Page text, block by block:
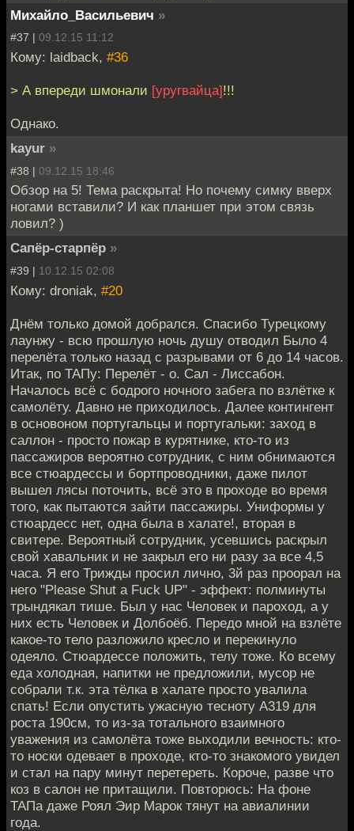
Михайло_Васильевич »
#37 | 09.12.15 11:12
Кому: laidback, #36
> А впереди шмонали [уругвайца]!!!
Однако.
kayur »
#38 | 09.12.15 18:46
Обзор на 5! Тема раскрыта! Но почему симку вверх
ногами вставили? И как планшет при этом связь
ловил? )
Сапёр-старпёр »
#39 | 10.12.15 02:08
Кому: droniak, #20
Днём только домой добрался. Спасибо Турецкому
лаунжу - всю прошлую ночь душу отводил Было 4
перелёта только назад с разрывами от 6 до 14 часов.
Итак, по ТАПу: Перелёт - о. Сал - Лиссабон.
Началось всё с бодрого ночного забега по взлётке к
самолёту. Давно не приходилось. Далее контингент
в основоном португальцы и португальки: заход в
саллон - просто пожар в курятнике, кто-то из
пассажиров вероятно сотрудник, с ним обнимаются
все стюардессы и бортпроводники, даже пилот
вышел лясы поточить, всё это в проходе во время
того, как пытаются зайти пассажиры. Униформы у
стюардесс нет, одна была в халате!, вторая в
свитере. Вероятный сотрудник, усевшись раскрыл
свой хавальник и не закрыл его ни разу за все 4,5
часа. Я его Трижды просил лично, 3й раз проорал на
него "Please Shut a Fuck UP" - эффект: полминуты
трындякал тише. Был у нас Человек и пароход, а у
них есть Человек и Долбоёб. Передо мной на взлёте
какое-то тело разложило кресло и перекинуло
одеяло. Стюардессе положить, телу тоже. Ко всему
еда холодная, напитки не предложили, мусор не
собрали т.к. эта тёлка в халате просто увалила
спать! Если опустить ужасную тесноту А319 для
роста 190см, то из-за тотального взаимного
уважения из самолёта тоже выходили вечность: кто-
то носки одевает в проходе, кто-то знакомого увидел
и стал на пару минут перетереть. Короче, разве что
коз в салон не притащили. Повторюсь: На фоне
ТАПа даже Роял Эир Марок тянут на авиалинии
года.